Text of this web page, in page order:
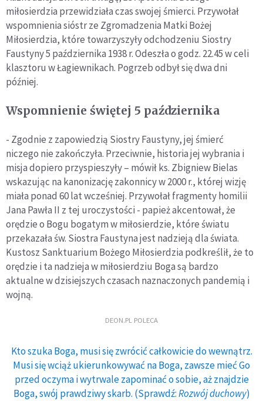
miłosierdzia przewidziała czas swojej śmierci. Przywołał
wspomnienia sióstr ze Zgromadzenia Matki Bożej
Miłosierdzia, które towarzyszyły odchodzeniu Siostry
Faustyny 5 października 1938 r. Odeszła o godz. 22.45 w celi
klasztoru w Łagiewnikach. Pogrzeb odbył się dwa dni
później.
Wspomnienie świętej 5 października
- Zgodnie z zapowiedzią Siostry Faustyny, jej śmierć
niczego nie zakończyła. Przeciwnie, historia jej wybrania i
misja dopiero przyspieszyły – mówił ks. Zbigniew Bielas
wskazując na kanonizację zakonnicy w 2000 r., której wizję
miała ponad 60 lat wcześniej. Przywołał fragmenty homilii
Jana Pawła II z tej uroczystości - papież akcentował, że
orędzie o Bogu bogatym w miłosierdzie, które światu
przekazała św. Siostra Faustyna jest nadzieją dla świata.
Kustosz Sanktuarium Bożego Miłosierdzia podkreślił, że to
orędzie i ta nadzieja w miłosierdziu Boga są bardzo
aktualne w dzisiejszych czasach naznaczonych pandemią i
wojną.
DEON.PL POLECA
Kto szuka Boga, musi się zwrócić całkowicie do wewnątrz.
Musi się wciąż ukierunkowywać na Boga, zawsze mieć Go
przed oczyma i wytrwale zapominać o sobie, aż znajdzie
Boga, swój prawdziwy skarb. (Sprawdź:Rozwój duchowy)